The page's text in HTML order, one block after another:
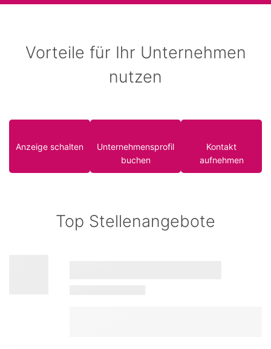
Vorteile für Ihr Unternehmen
nutzen
Anzeige schalten
Unternehmensprofil
buchen
Kontakt
aufnehmen
Top Stellenangebote